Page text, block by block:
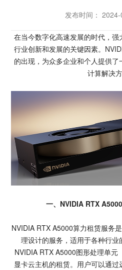
发布时间：
在当今数字化高速发展的时代，
行业创新和发展的关键因素。
的出现，为众多企业和个人提供
计算解决方
一、NVIDIA RTX
NVIDIA RTX A5000算力租赁服务
理设计的服务，适用于各种行
NVIDIA RTX A5000图形处理单元
显卡云主机的租赁。用户可以通